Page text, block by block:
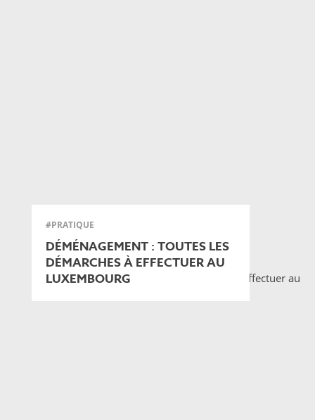
#PRATIQUE
DÉMÉNAGEMENT : TOUTES LES
DÉMARCHES À EFFECTUER AU
LUXEMBOURG